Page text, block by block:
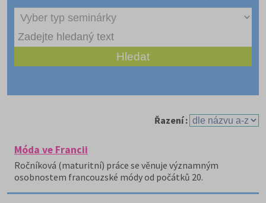
Řazení :
Móda ve Francii
Ročníková (maturitní) práce se věnuje významným
osobnostem francouzské módy od počátků 20.